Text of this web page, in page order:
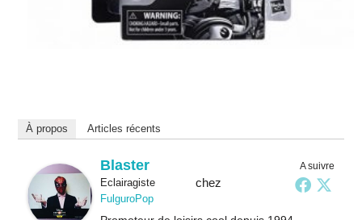
À propos Articles récents
A suivre
Blaster
Eclairagistechez
FulguroPop